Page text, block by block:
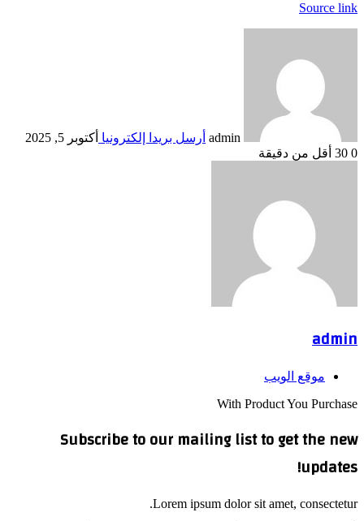
Source link
admin أرسل بريدا إلكترونيا أكتوبر 5, 2025
0
أقل من دقيقة
admin
موقع الويب
With Product You Purchase
Subscribe to our mailing list to get the new
updates!
Lorem ipsum dolor sit amet, consectetur.